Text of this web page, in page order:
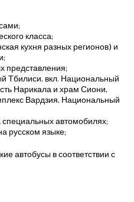
класса;
кухня разных регионов) и
представления;
Тбилиси, вкл. Национальный
Нарикала и храм Сиони,
Вардзия, Национальный
автомобилях;
русском языке;
автобусы в соответствии с